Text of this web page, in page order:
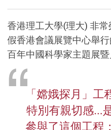
香港理工大學(理大) 非
假香港會議展覽中心舉
百年中國科學家主題展暨
「嫦娥探月」
特別有親切感...
參與了這個工程